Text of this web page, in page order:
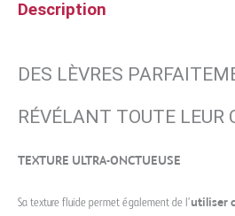
Description
DES LÈVRES
RÉVÉLANT TOUTE LEUR
TEXTURE ULTRA-ONCTUEUSE
Sa texture fluide permet également de l’utiliser